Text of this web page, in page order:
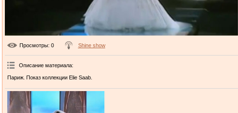
Просмотры: 0 Shine show
Описание материала:
Париж. Показ коллекции Elie Saab.